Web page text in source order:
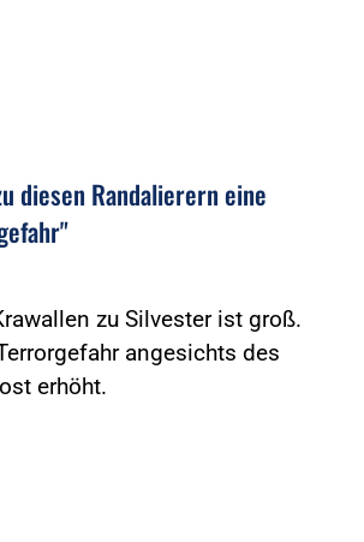
diesen Randalierern eine
zu Silvester ist groß.
angesichts des
erhöht.